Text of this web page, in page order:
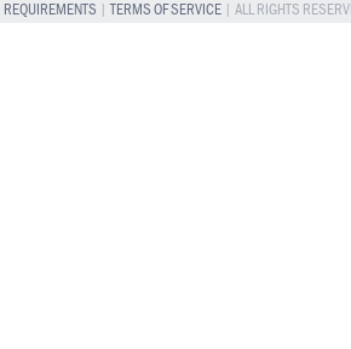
REQUIREMENTS |TERMS OF SERVICE| ALL RIGHTS